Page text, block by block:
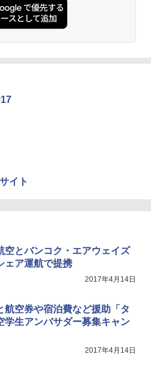
PEAK (パイクスピーク) 着替えテン
バシー テント 【中が透けない】 1
たたみ 防災グッズ 災害用トイレ ビ
テント (ブラック)
BASE 《めざましテレビで紹介》
ーズコレクション 山善] 傘みたいに
け パッとサッとテント ブラックコ
パーズコレクション 山善] 傘みたいに
け パッとサッとテント キューブワ
人用 簡単設置 ポップアップテント P
エクルベージュ
ドーム型 テント
業販売】超強力クマ対策スプレー 30
続噴射30秒）110ml（連続噴射15
5～10m 安全ロック搭載 携帯収納袋
マ・イノシシ対策 自治体・教育機
ント トイレテント 透けない【換気
き】収納袋付き UVカット 防水 防災
イト
空とバンコク・エアウェイズ
ェア運航で提携
2017年4月14日
航空券や宿泊費など援助「タ
学生アンバサダー募集キャン
2017年4月14日